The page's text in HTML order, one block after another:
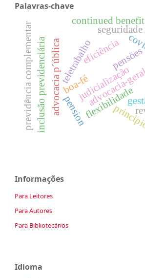
Palavras-chave
teletrabalhoadvocacia-
flexibilidade
eficiência
seguridade
advocacia p´úblicapension
boa-fé
pensões
continued benefit
inclusão previdenciária judicialização
previdência complementar
Informações
Para Leitores
Para Autores
Para Bibliotecários
Idioma